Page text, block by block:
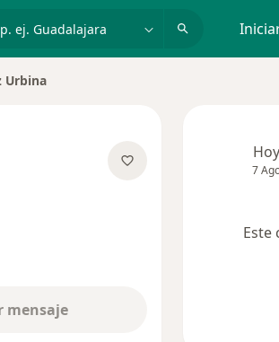
Urbina
mensaje
Hoy
7
Este